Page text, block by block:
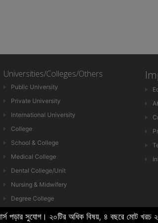
পড়ার সুযোগ। ২০টির অধিক বিষয়, ৪ বছরে মোট
Universities/Colleges/Others
Public University
Private University
International University
College
School & College
Medical College
Dental College/Unit
Nursing & Midwifery
Degree College
HSC College